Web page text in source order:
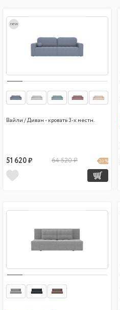
new
Вайли / Диван - кровать 3-х местн.
51 620 ₽ 64 520 ₽ 20 %